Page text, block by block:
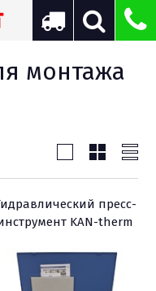
монтажа
пресс-
KAN-therm